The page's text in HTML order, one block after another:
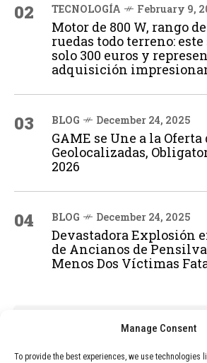
Manage Consent
To provide the best experiences, we use technologies
02 TECNOLOGÍA February 9,
Motor de 800 W, rango
ruedas todo terreno:
solo 300 euros y
adquisición
03 BLOG December 24, 2025
GAME se Une a la Oferta
Geolocalizadas,
2026
04 BLOG December 24, 2025
Devastadora Explosión
de Ancianos de
Menos Dos Víctimas